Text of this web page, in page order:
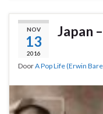
NOV
13
2016
Japan
DoorA Pop Life (Erwin